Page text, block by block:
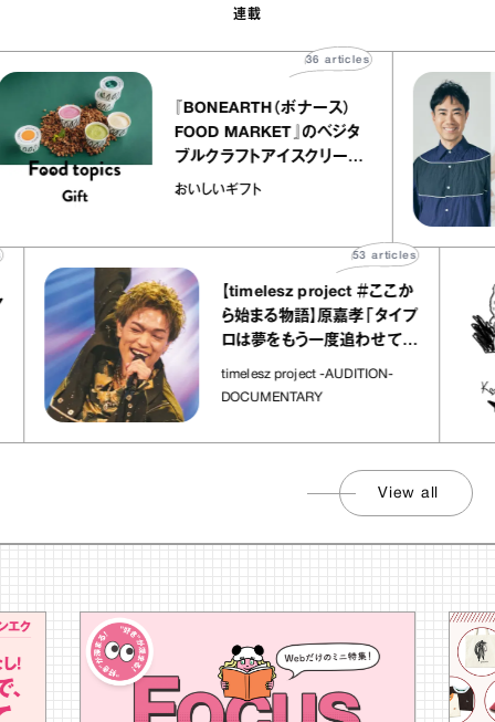
連載
『BONEARTH（ボナース）
FOOD MARKET』のベジタ
ブルクラフトアイスクリーム
｜真野知子の「おいしいギフ
おいしいギフト
36articles
【timelesz project ＃ここか
ら始まる物語】原嘉孝「タイプ
ロは夢をもう一度追わせてく
れた場所」
timelesz project -AUDITION-
DOCUMENTARY
53articles
View all